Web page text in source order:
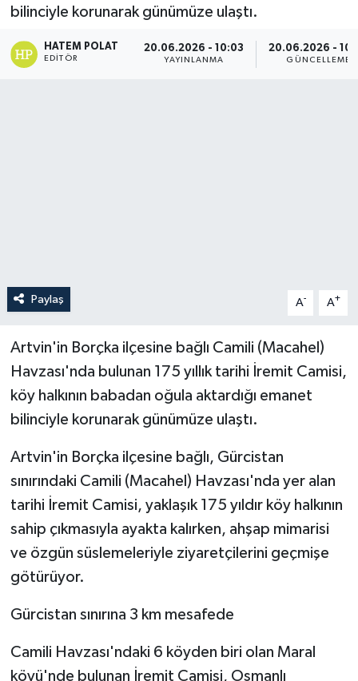
bilinciyle korunarak günümüze ulaştı.
HATEM POLAT
EDITÖR
20.06.2026 - 10:03
YAYINLANMA
20.06.2026 -
GÜNCELLEME
Paylaş A- A+
Artvin'in Borçka ilçesine bağlı Camili (Macahel)
Havzası'nda bulunan 175 yıllık tarihi İremit Camisi,
köy halkının babadan oğula aktardığı emanet
bilinciyle korunarak günümüze ulaştı.
Artvin'in Borçka ilçesine bağlı, Gürcistan
sınırındaki Camili (Macahel) Havzası'nda yer alan
tarihi İremit Camisi, yaklaşık 175 yıldır köy halkının
sahip çıkmasıyla ayakta kalırken, ahşap mimarisi
ve özgün süslemeleriyle ziyaretçilerini geçmişe
götürüyor.
Gürcistan sınırına 3 km mesafede
Camili Havzası'ndaki 6 köyden biri olan Maral
köyü'nde bulunan İremit Camisi, Osmanlı